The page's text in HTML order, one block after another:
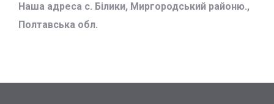
Наша адреса с. Білики, Миргородський районю.,
Полтавська обл.